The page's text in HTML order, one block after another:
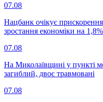
07.08
Нацбанк очікує прискорення
зростання економіки на 1,8%
07.08
На Миколаївщині у пункті
загиблий, двоє травмовані
07.08